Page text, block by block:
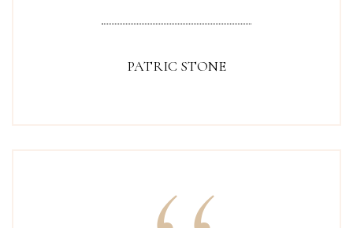
PATRIC STONE